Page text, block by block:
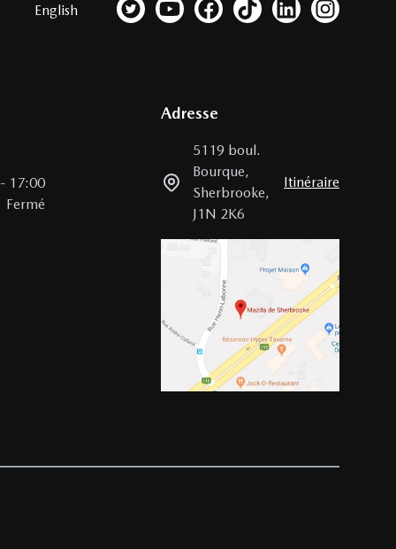
English Lien vers notre compte Twitter
Lien vers notre chaîne YouTube
Lien vers notre page facebook
Lien vers notre compte
Lien vers notre
Lien vers
- 17:00
Fermé
Adresse
5119 boul.
Bourque,
Sherbrooke,
J1N 2K6
Itinéraire